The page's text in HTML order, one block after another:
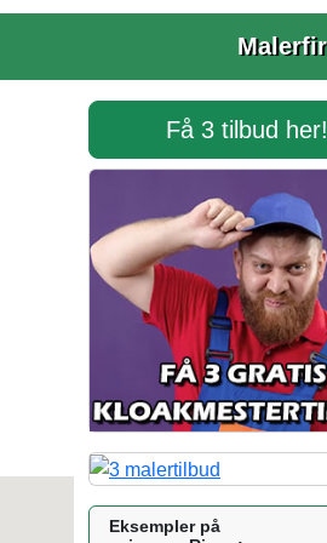
Få 3 tilbud her!
Eksempler på